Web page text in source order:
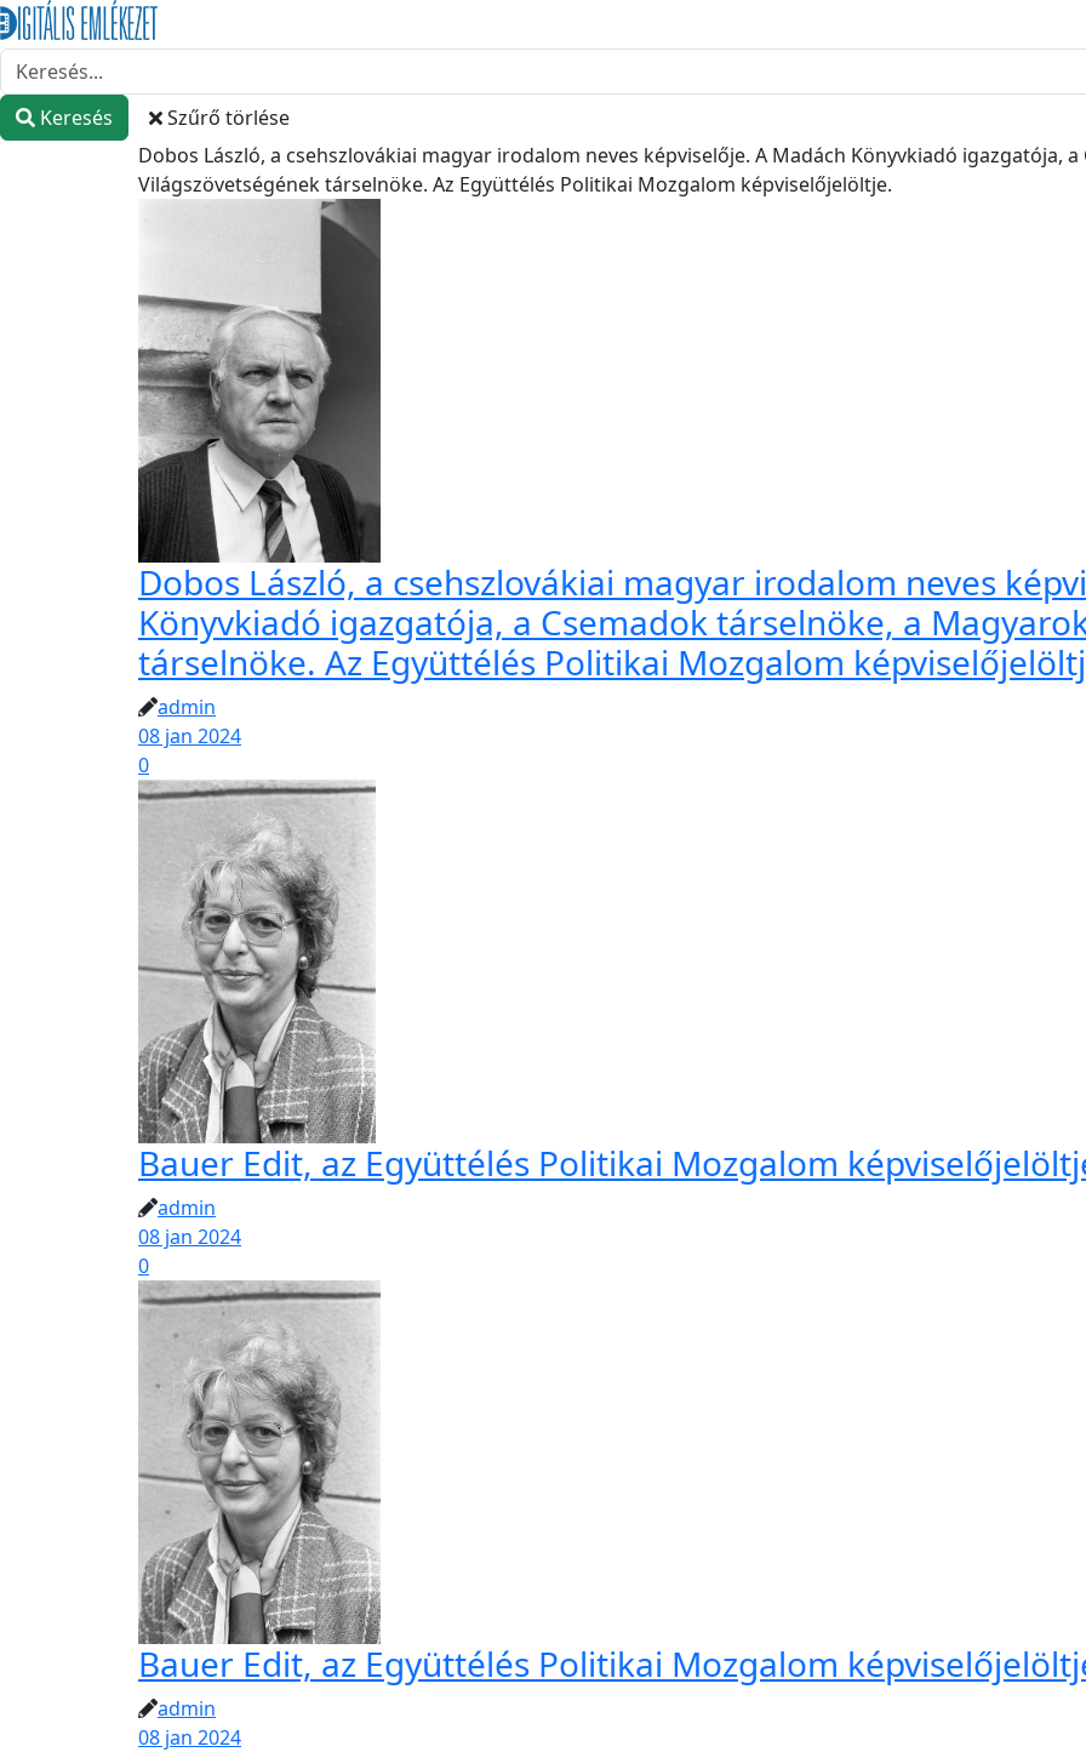
Keresés
Szűrő törlése
Dobos László, a csehszlovákiai magyar irodalom neves képviselője. A Madách Könyvkiadó igazgatója,
Világszövetségének társelnöke. Az Együttélés Politikai Mozgalom képviselőjelöltje.
Dobos László, a csehszlovákiai magyar irodalom neves
Könyvkiadó igazgatója, a Csemadok társelnöke, a
társelnöke. Az Együttélés Politikai Mozgalom
admin
08 jan 2024
0
Bauer Edit, az Együttélés Politikai Mozgalom
admin
08 jan 2024
0
Bauer Edit, az Együttélés Politikai Mozgalom
admin
08 jan 2024